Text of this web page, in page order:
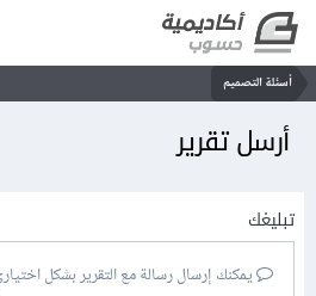
أسئلة التصميم
أرسل تقرير
تبليغك
يمكنك إرسال رسالة مع التقرير بشكل